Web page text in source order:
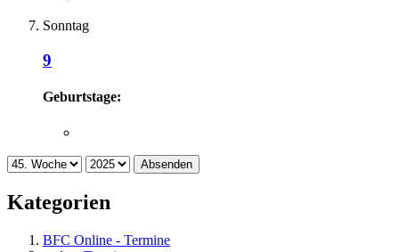
Sonntag
9
Geburtstage:
Absenden
Kategorien
BFC Online - Termine